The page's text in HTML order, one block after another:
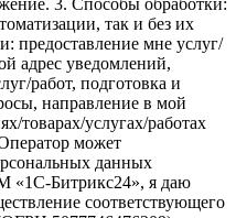
так и без их
предоставление мне услуг/
адрес уведомлений,
работ, подготовка и
направление в мой
товарах/услугах/работах
может
данных
«1С-Битрикс24», я даю
соответствующего